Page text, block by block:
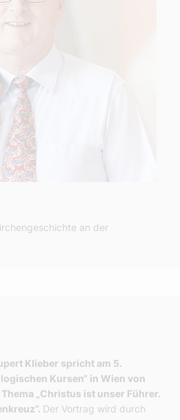
an der
Klieber spricht am 5.
Kursen“ in Wien von
„Christus ist unser Führer.
Der Vortrag wird durch